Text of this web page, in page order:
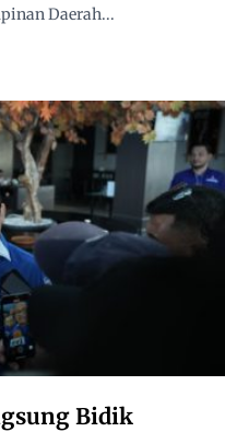
Daerah...
Bidik